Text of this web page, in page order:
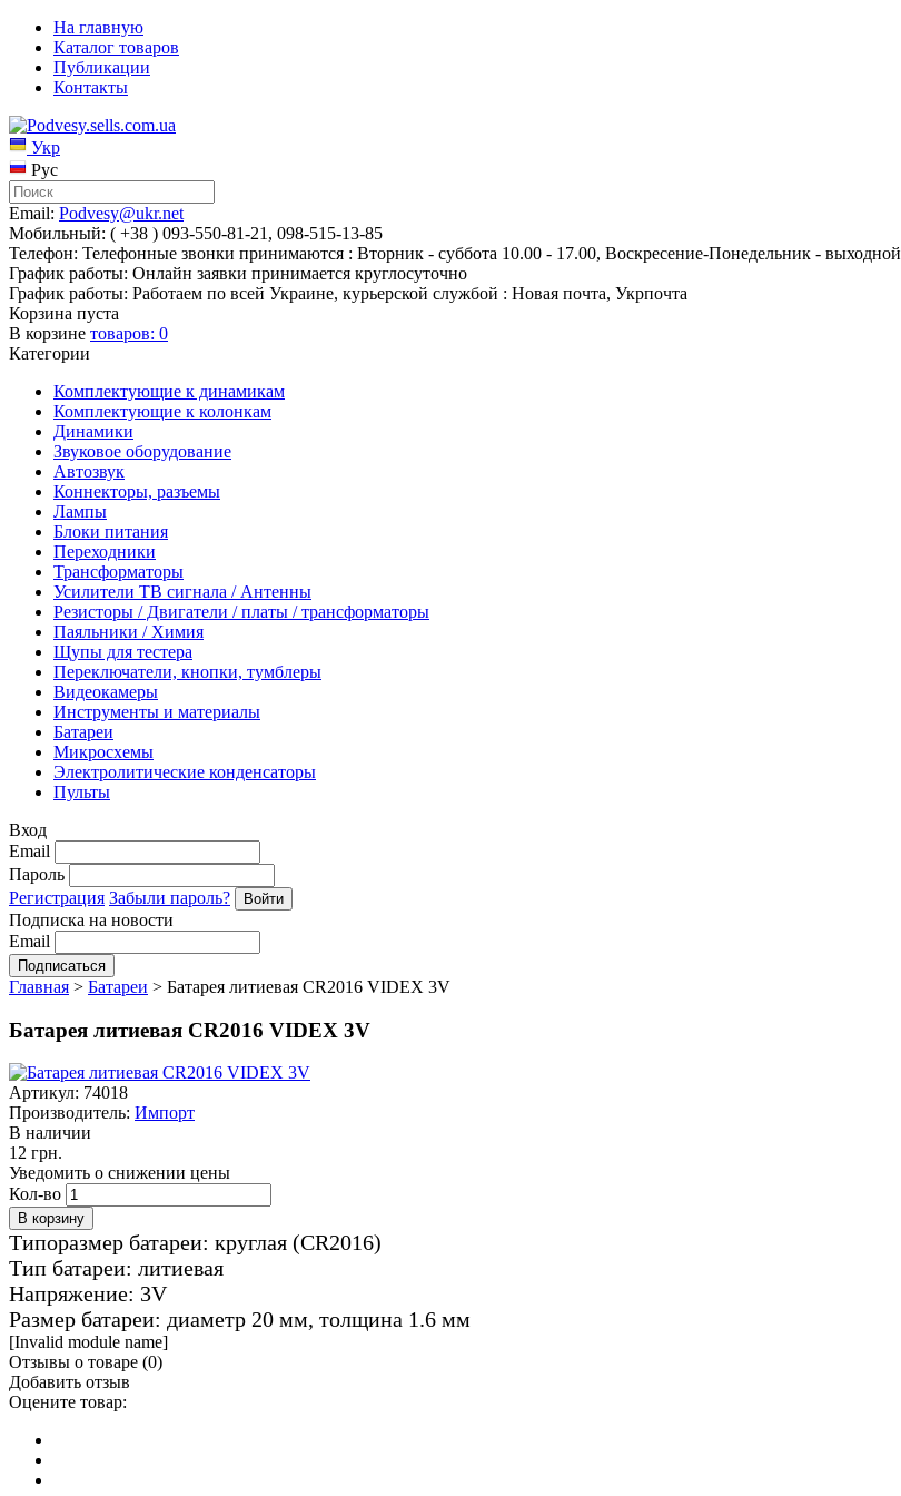
На главную
Каталог товаров
Публикации
Контакты
Укр
Рус
Email: Podvesy@ukr.net
Мобильный: ( +38 ) 093-550-81-21, 098-515-13-85
Телефон: Телефонные звонки принимаются : Вторник - суббота 10.00 - 17.00, Воскресение-Понедельник - выходной
График работы: Онлайн заявки принимается круглосуточно
График работы: Работаем по всей Украине, курьерской службой : Новая почта, Укрпочта
Корзина пуста
В корзине товаров: 0
Категории
Комплектующие к динамикам
Комплектующие к колонкам
Динамики
Звуковое оборудование
Автозвук
Коннекторы, разъемы
Лампы
Блоки питания
Переходники
Трансформаторы
Усилители ТВ сигнала / Антенны
Резисторы / Двигатели / платы / трансформаторы
Паяльники / Химия
Щупы для тестера
Переключатели, кнопки, тумблеры
Видеокамеры
Инструменты и материалы
Батареи
Микросхемы
Электролитические конденсаторы
Пульты
Вход
Email
Пароль
Регистрация Забыли пароль?
Подписка на новости
Email
Главная > Батареи > Батарея литиевая CR2016 VIDEX 3V
Батарея литиевая CR2016 VIDEX 3V
Артикул: 74018
Производитель: Импорт
В наличии
12 грн.
Уведомить о снижении цены
Кол-во
Типоразмер батареи: круглая (CR2016)
Тип батареи: литиевая
Напряжение: 3V
Размер батареи: диаметр 20 мм, толщина 1.6 мм
[Invalid module name]
Отзывы о товаре (0)
Добавить отзыв
Оцените товар: